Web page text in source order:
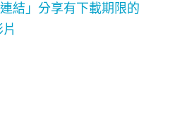
結」分享有下載期限的